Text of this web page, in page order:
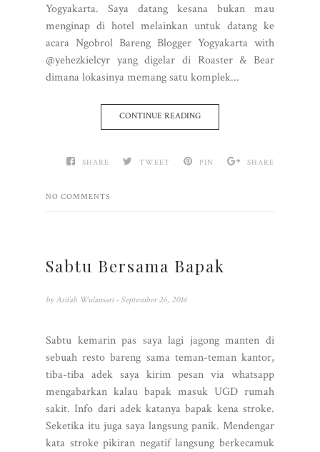
Yogyakarta. Saya datang kesana bukan mau
menginap di hotel melainkan untuk datang ke
acara Ngobrol Bareng Blogger Yogyakarta with
@yehezkielcyr yang digelar di Roaster & Bear
dimana lokasinya memang satu komplek...
CONTINUE READING
SHARE TWEET PIN SHARE
NO COMMENTS
Sabtu Bersama Bapak
by Arifah Wulansari - September 26, 2016
Sabtu kemarin pas saya lagi jagong manten di
sebuah resto bareng sama teman-teman kantor,
tiba-tiba adek saya kirim pesan via whatsapp
mengabarkan kalau bapak masuk UGD rumah
sakit. Info dari adek katanya bapak kena stroke.
Seketika itu juga saya langsung panik. Mendengar
kata stroke pikiran negatif langsung berkecamuk